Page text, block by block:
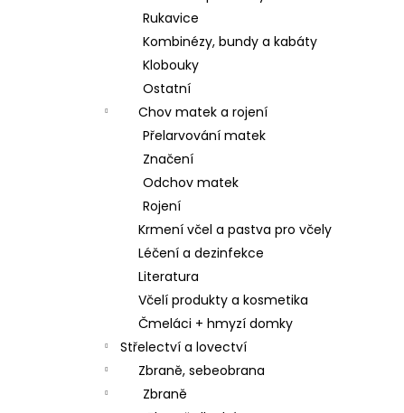
Rukavice
Kombinézy, bundy a kabáty
Klobouky
Ostatní
Chov matek a rojení
Přelarvování matek
Značení
Odchov matek
Rojení
Krmení včel a pastva pro včely
Léčení a dezinfekce
Literatura
Včelí produkty a kosmetika
Čmeláci + hmyzí domky
Střelectví a lovectví
Zbraně, sebeobrana
Zbraně